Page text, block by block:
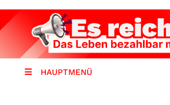
Land
HAUPTMENÜ